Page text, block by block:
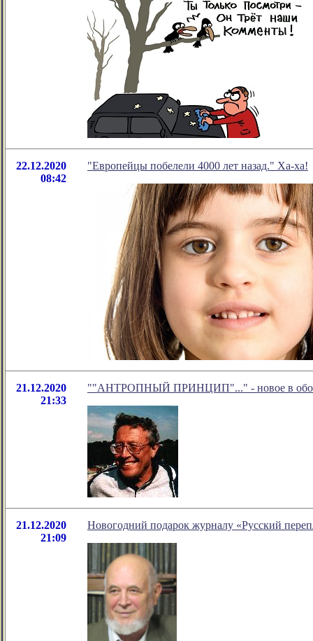
22.12.2020
08:42
"Европейцы побелели 4000 лет назад." Ха-ха!
21.12.2020
21:33
""АНТРОПНЫЙ ПРИНЦИП"..." - новое в
21.12.2020
21:09
Новогодний подарок журналу «Русский